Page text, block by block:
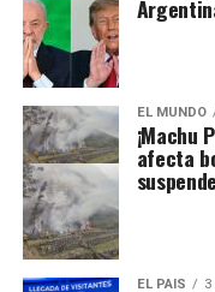
EL MUNDO
¡Machu
afecta
EL PAIS 3